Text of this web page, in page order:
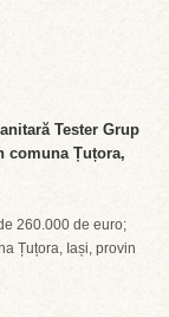
Tester Grup
comuna Țuțora,
260.000 de euro;
Țuțora, Iași, provin